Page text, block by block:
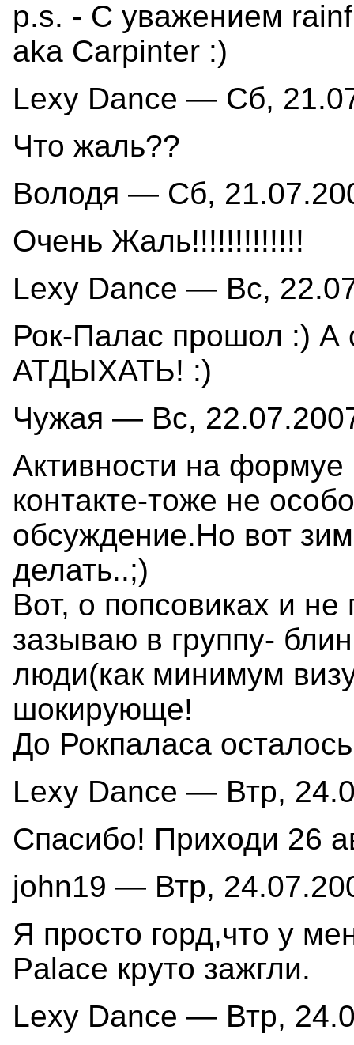
p.s. - C уважением
aka Carpinter :)
Lexy Dance — Сб,
Что жаль??
Володя — Сб,
Очень Жаль!!!!!!!!!!!!!
Lexy Dance — Вс,
Рок-Палас прошол :)
АТДЫХАТЬ! :)
Чужая — Вс,
Активности на
контакте-тоже не
обсуждение.Но вот
делать..;)
Вот, о попсовиках и
зазываю в группу-
люди(как минимум
шокирующе!
До Рокпаласа
Lexy Dance — Втр,
Спасибо! Приходи 26
john19 — Втр,
Я просто горд,что у
Palace круто зажгли.
Lexy Dance — Втр,